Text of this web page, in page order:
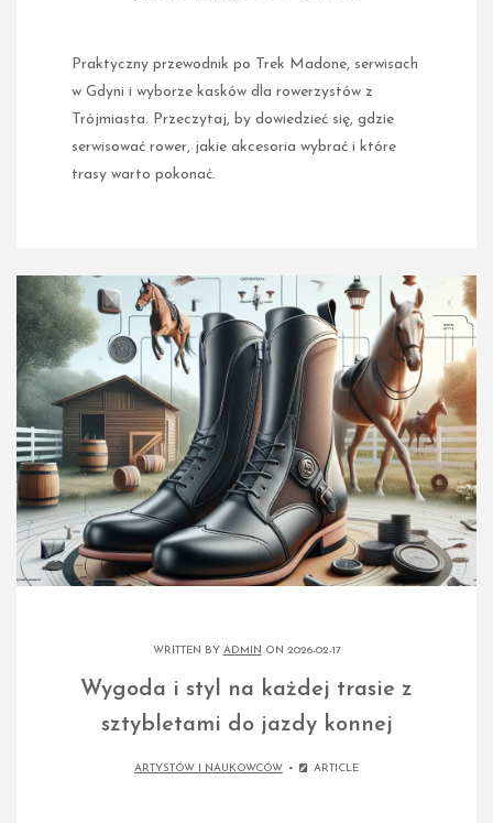
Praktyczny przewodnik po Trek Madone, serwisach
w Gdyni i wyborze kasków dla rowerzystów z
Trójmiasta. Przeczytaj, by dowiedzieć się, gdzie
serwisować rower, jakie akcesoria wybrać i które
trasy warto pokonać.
WRITTEN BY ADMIN ON 2026-02-17
Wygoda i styl na każdej trasie z
sztybletami do jazdy konnej
ARTYSTÓW I NAUKOWCÓW ARTICLE